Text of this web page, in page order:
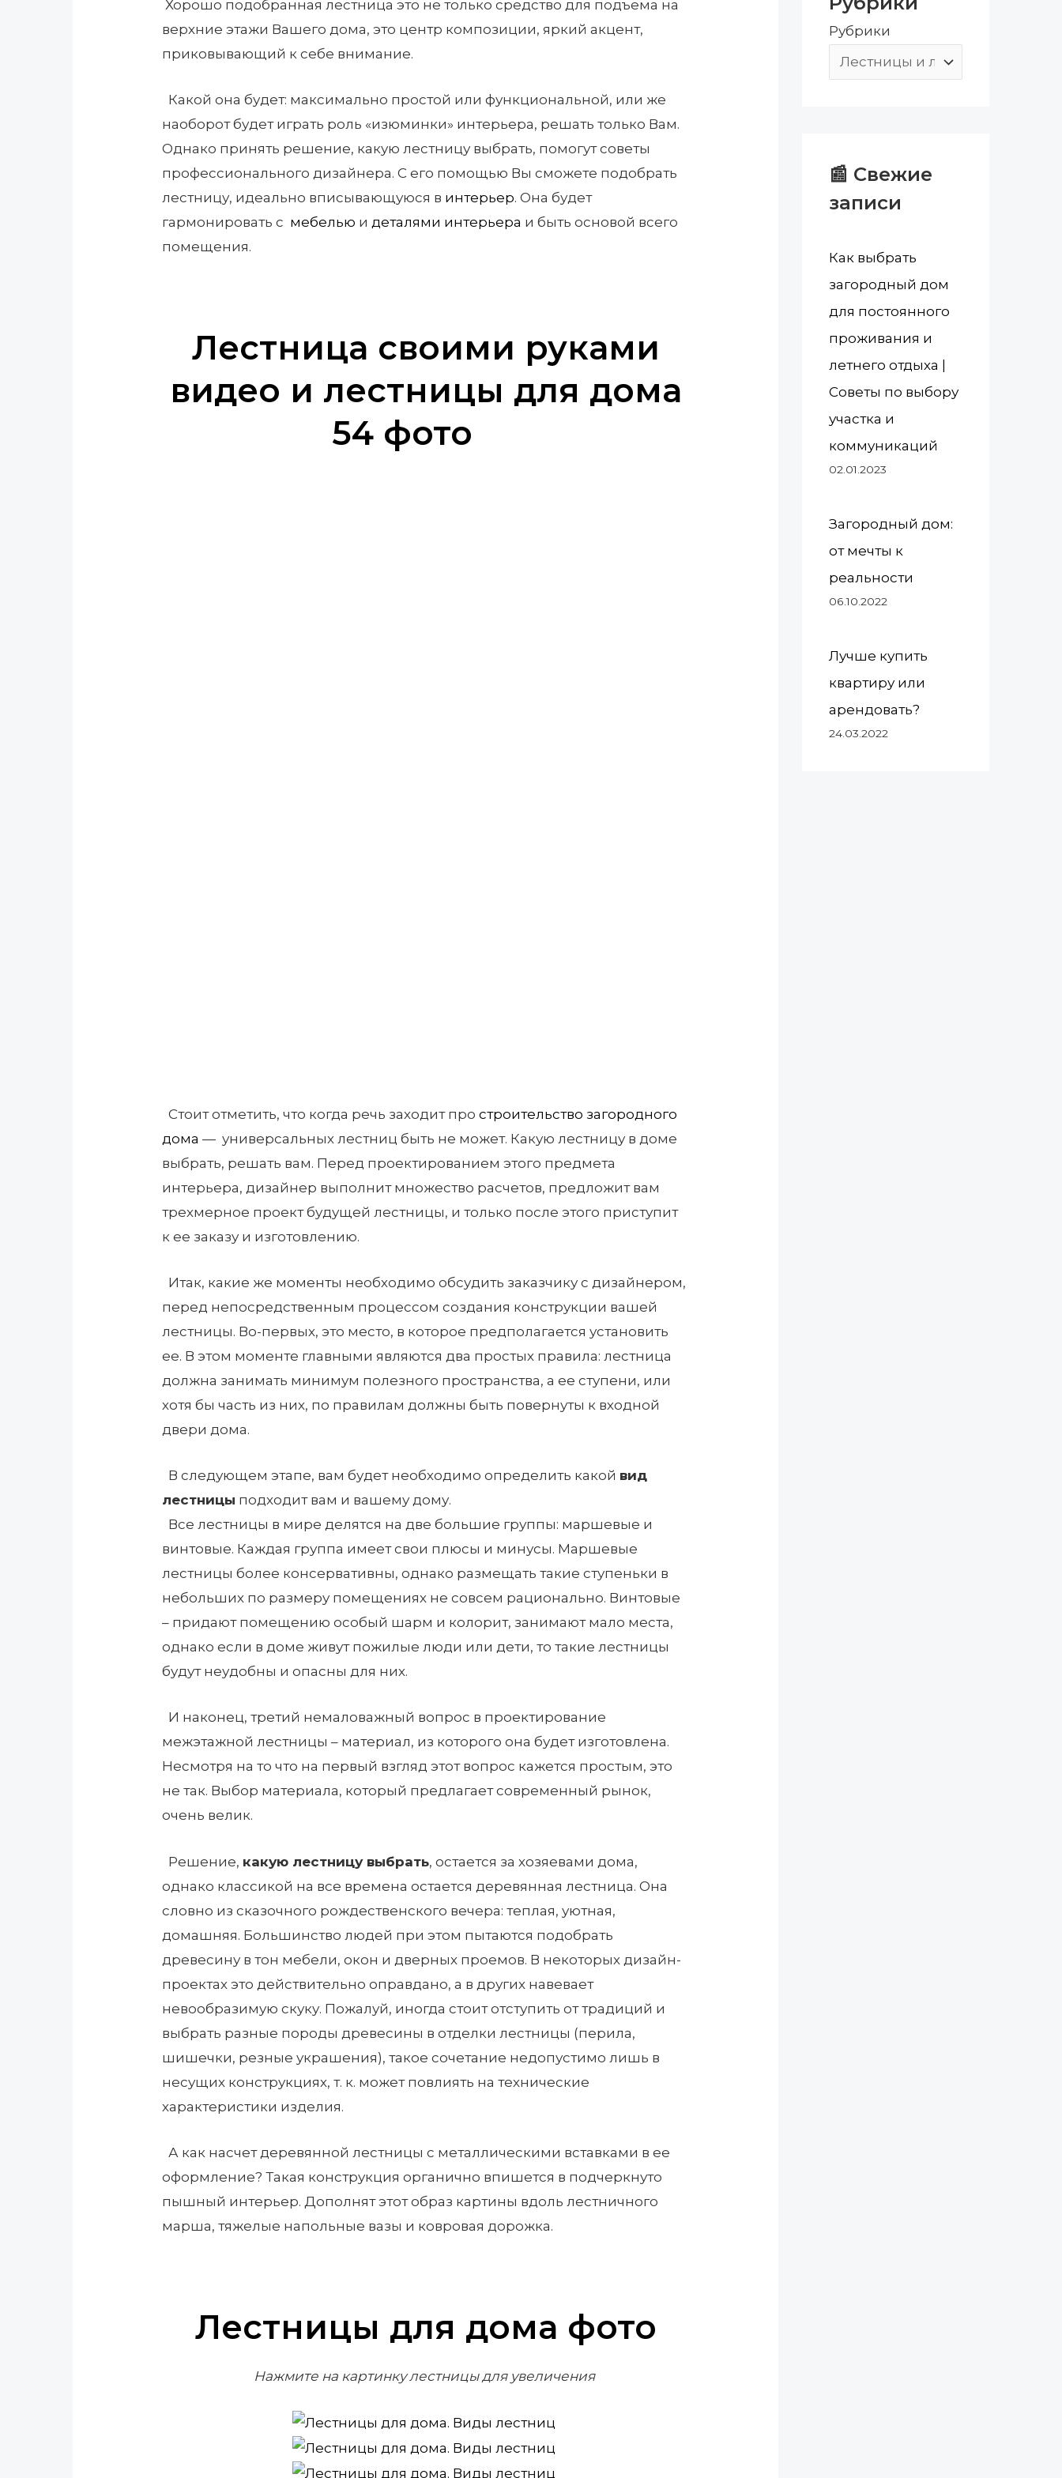
Хорошо подобранная лестница это не только средство для подъема на
верхние этажи Вашего дома, это центр композиции, яркий акцент,
приковывающий к себе внимание.
Какой она будет: максимально простой или функциональной, или же
наоборот будет играть роль «изюминки» интерьера, решать только Вам.
Однако принять решение, какую лестницу выбрать, помогут советы
профессионального дизайнера. С его помощью Вы сможете подобрать
лестницу, идеально вписывающуюся в интерьер. Она будет
гармонировать с мебелью и деталями интерьера и быть основой всего
помещения.
Лестница своими руками
видео и лестницы для дома
54 фото
Стоит отметить, что когда речь заходит простроительство загородного
дома — универсальных лестниц быть не может. Какую лестницу в доме
выбрать, решать вам. Перед проектированием этого предмета
интерьера, дизайнер выполнит множество расчетов, предложит вам
трехмерное проект будущей лестницы, и только после этого приступит
к ее заказу и изготовлению.
Итак, какие же моменты необходимо обсудить заказчику с дизайнером,
перед непосредственным процессом создания конструкции вашей
лестницы. Во-первых, это место, в которое предполагается установить
ее. В этом моменте главными являются два простых правила: лестница
должна занимать минимум полезного пространства, а ее ступени, или
хотя бы часть из них, по правилам должны быть повернуты к входной
двери дома.
В следующем этапе, вам будет необходимо определить какой вид
лестницы подходит вам и вашему дому.
Все лестницы в мире делятся на две большие группы: маршевые и
винтовые. Каждая группа имеет свои плюсы и минусы. Маршевые
лестницы более консервативны, однако размещать такие ступеньки в
небольших по размеру помещениях не совсем рационально. Винтовые
– придают помещению особый шарм и колорит, занимают мало места,
однако если в доме живут пожилые люди или дети, то такие лестницы
будут неудобны и опасны для них.
И наконец, третий немаловажный вопрос в проектирование
межэтажной лестницы – материал, из которого она будет изготовлена.
Несмотря на то что на первый взгляд этот вопрос кажется простым, это
не так. Выбор материала, который предлагает современный рынок,
очень велик.
Решение, какую лестницу выбрать, остается за хозяевами дома,
однако классикой на все времена остается деревянная лестница. Она
словно из сказочного рождественского вечера: теплая, уютная,
домашняя. Большинство людей при этом пытаются подобрать
древесину в тон мебели, окон и дверных проемов. В некоторых дизайн-
проектах это действительно оправдано, а в других навевает
невообразимую скуку. Пожалуй, иногда стоит отступить от традиций и
выбрать разные породы древесины в отделки лестницы (перила,
шишечки, резные украшения), такое сочетание недопустимо лишь в
несущих конструкциях, т. к. может повлиять на технические
характеристики изделия.
А как насчет деревянной лестницы с металлическими вставками в ее
оформление? Такая конструкция органично впишется в подчеркнуто
пышный интерьер. Дополнят этот образ картины вдоль лестничного
марша, тяжелые напольные вазы и ковровая дорожка.
Лестницы для дома фото
Нажмите на картинку лестницы для увеличения
:Рубрики
📰 Свежие
записи
Как выбрать
загородный дом
для постоянного
проживания и
летнего отдыха |
Советы по выбору
участка и
коммуникаций
02.01.2023
Загородный дом:
от мечты к
реальности
06.10.2022
Лучше купить
квартиру или
арендовать?
24.03.2022